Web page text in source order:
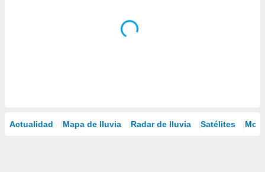
Actualidad Mapa de lluvia Radar de lluvia Satélites